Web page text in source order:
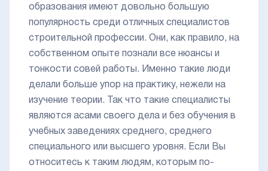
образования имеют довольно большую
популярность среди отличных специалистов
строительной профессии. Они, как правило, на
собственном опыте познали все нюансы и
тонкости совей работы. Именно такие люди
делали больше упор на практику, нежели на
изучение теории. Так что такие специалисты
являются асами своего дела и без обучения в
учебных заведениях среднего, среднего
специального или высшего уровня. Если Вы
относитесь к таким людям, которым по-